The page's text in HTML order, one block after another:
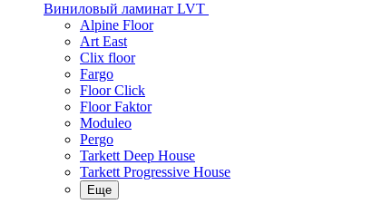
Виниловый ламинат LVT
Alpine Floor
Art East
Clix floor
Fargo
Floor Click
Floor Faktor
Moduleo
Pergo
Tarkett Deep House
Tarkett Progressive House
Еще